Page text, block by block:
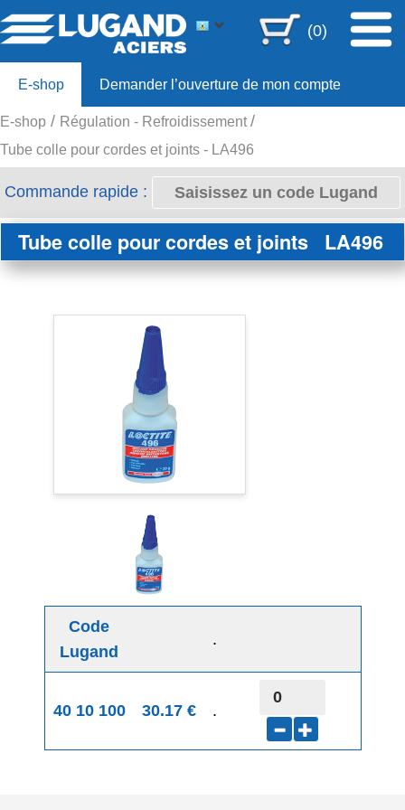
(0)
E-shop Demander l’ouverture de mon compte
Offre 80ans
E-shop
Régulation - Refroidissement
Tube colle pour cordes et joints - LA496
Commande rapide :
Tube colle pour cordes et joints LA496
Code
Lugand
.
40 10 100 30.17 € .